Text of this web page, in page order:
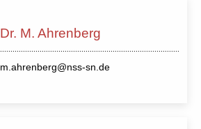
Dr. M. Ahrenberg
m.ahrenberg@nss-sn.de